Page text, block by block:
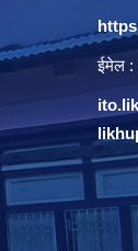
ईमेल :